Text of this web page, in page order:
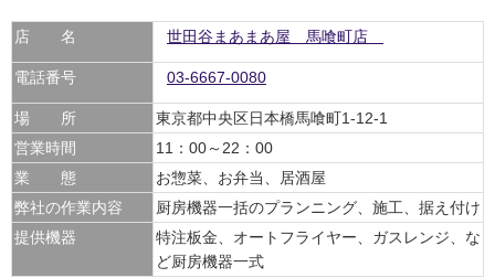
店 名 世田谷まあまあ屋 馬喰町店
電話番号 03-6667-0080
場 所
東京都中央区日本橋馬喰町1-12-1
営業時間
11：00～22：00
業 態
お惣菜、お弁当、居酒屋
弊社の作業内容
厨房機器一括のプランニング、施工、据え付け
提供機器
特注板金、オートフライヤー、ガスレンジ、な
ど厨房機器一式